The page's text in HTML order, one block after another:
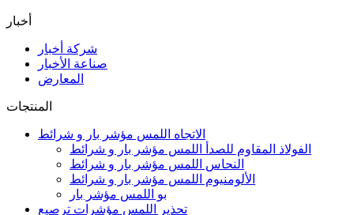
أخبار
شركة أخبار
صناعة الأخبار
المعارض
المنتجات
الاتجاه اللمس مؤشر بار و شرائط
الفولاذ المقاوم للصدأ اللمس مؤشر بار و شرائط
النحاس اللمس مؤشر بار و شرائط
الألومنيوم اللمس مؤشر بار و شرائط
بو اللمس مؤشر بار
تحذير اللمس مؤشرات ترصيع